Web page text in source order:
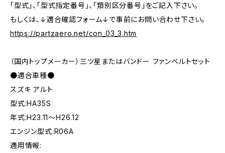
「型式」、「型式指定番号」、「類別区分番号」をご記入下さい。
もしくは、↓適合確認フォーム↓で事前にお問い合わせ下さい。
https://partzaero.net/con_03_3.htm
（国内トップメーカー）三ツ星またはバンドー ファンベルトセット
●適合車種●
スズキ アルト
型式:HA35S
年式:H23.11～H26.12
エンジン型式:R06A
適用情報: